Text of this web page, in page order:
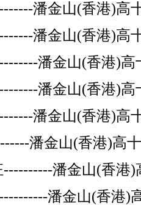
潘金山(香港)高
潘金山(香港)高
潘金山(香港)
潘金山(香港)
潘金山(香港)高
潘金山(香港)高
潘金山(香港
潘金山(香港)